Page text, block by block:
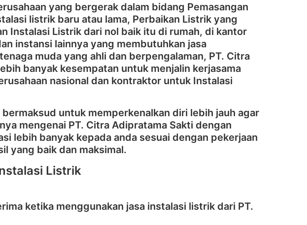
yang bergerak dalam bidang Pemasangan
listrik baru atau lama, Perbaikan Listrik yang
Instalasi Listrik dari nol baik itu di rumah, di kantor
instansi lainnya yang membutuhkan jasa
muda yang ahli dan berpengalaman, PT. Citra
banyak kesempatan untuk menjalin kerjasama
nasional dan kontraktor untuk Instalasi
untuk memperkenalkan diri lebih jauh agar
mengenai PT. Citra Adipratama Sakti dengan
lebih banyak kepada anda sesuai dengan pekerjaan
yang baik dan maksimal.
Listrik
ketika menggunakan jasa instalasi listrik dari PT.